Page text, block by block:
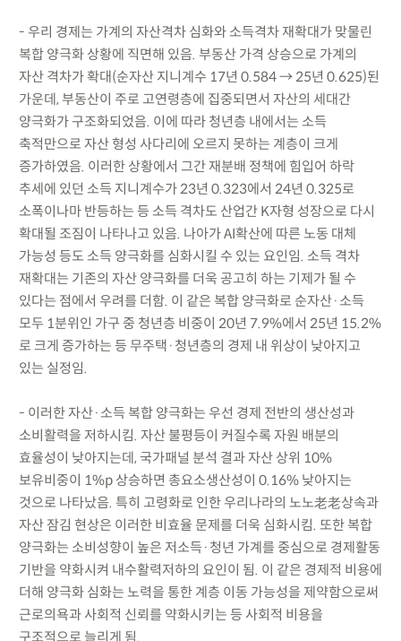
- 우리 경제는 가계의 자산격차 심화와 소득격차 재확대가 맞물린
복합 양극화 상황에 직면해 있음. 부동산 가격 상승으로 가계의
자산 격차가 확대(순자산 지니계수 17년 0.584 → 25년 0.625)된
가운데, 부동산이 주로 고연령층에 집중되면서 자산의 세대간
양극화가 구조화되었음. 이에 따라 청년층 내에서는 소득
축적만으로 자산 형성 사다리에 오르지 못하는 계층이 크게
증가하였음. 이러한 상황에서 그간 재분배 정책에 힘입어 하락
추세에 있던 소득 지니계수가 23년 0.323에서 24년 0.325로
소폭이나마 반등하는 등 소득 격차도 산업간 K자형 성장으로 다시
확대될 조짐이 나타나고 있음. 나아가 AI확산에 따른 노동 대체
가능성 등도 소득 양극화를 심화시킬 수 있는 요인임. 소득 격차
재확대는 기존의 자산 양극화를 더욱 공고히 하는 기제가 될 수
있다는 점에서 우려를 더함. 이 같은 복합 양극화로 순자산·소득
모두 1분위인 가구 중 청년층 비중이 20년 7.9%에서 25년 15.2%
로 크게 증가하는 등 무주택·청년층의 경제 내 위상이 낮아지고
있는 실정임.
- 이러한 자산·소득 복합 양극화는 우선 경제 전반의 생산성과
소비활력을 저하시킴. 자산 불평등이 커질수록 자원 배분의
효율성이 낮아지는데, 국가패널 분석 결과 자산 상위 10%
보유비중이 1%p 상승하면 총요소생산성이 0.16% 낮아지는
것으로 나타났음. 특히 고령화로 인한 우리나라의 노노老老상속과
자산 잠김 현상은 이러한 비효율 문제를 더욱 심화시킴. 또한 복합
양극화는 소비성향이 높은 저소득·청년 가계를 중심으로 경제활동
기반을 약화시켜 내수활력저하의 요인이 됨. 이 같은 경제적 비용에
더해 양극화 심화는 노력을 통한 계층 이동 가능성을 제약함으로써
근로의욕과 사회적 신뢰를 약화시키는 등 사회적 비용을
구조적으로 늘리게 됨.